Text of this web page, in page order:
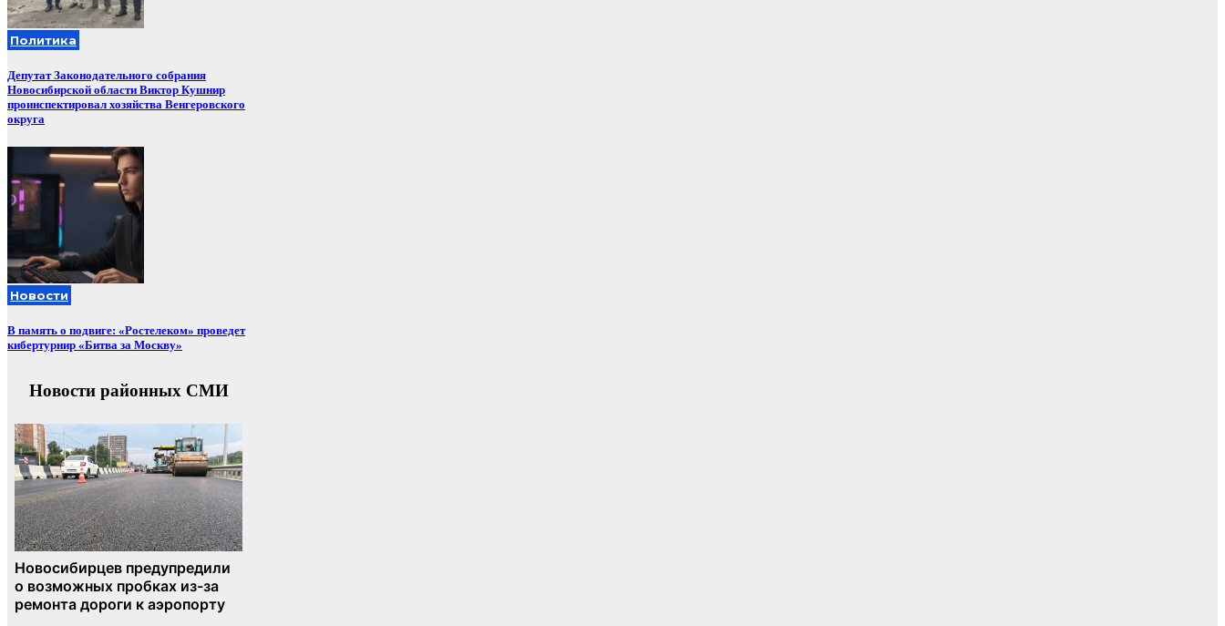
Политика
Депутат Законодательного собрания
Новосибирской области Виктор Кушнир
проинспектировал хозяйства Венгеровского
округа
Новости
В память о подвиге: «Ростелеком» проведет
кибертурнир «Битва за Москву»